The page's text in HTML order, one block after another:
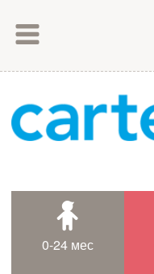
Как оплатить
Доставка товара
Контакты
0-24 мес